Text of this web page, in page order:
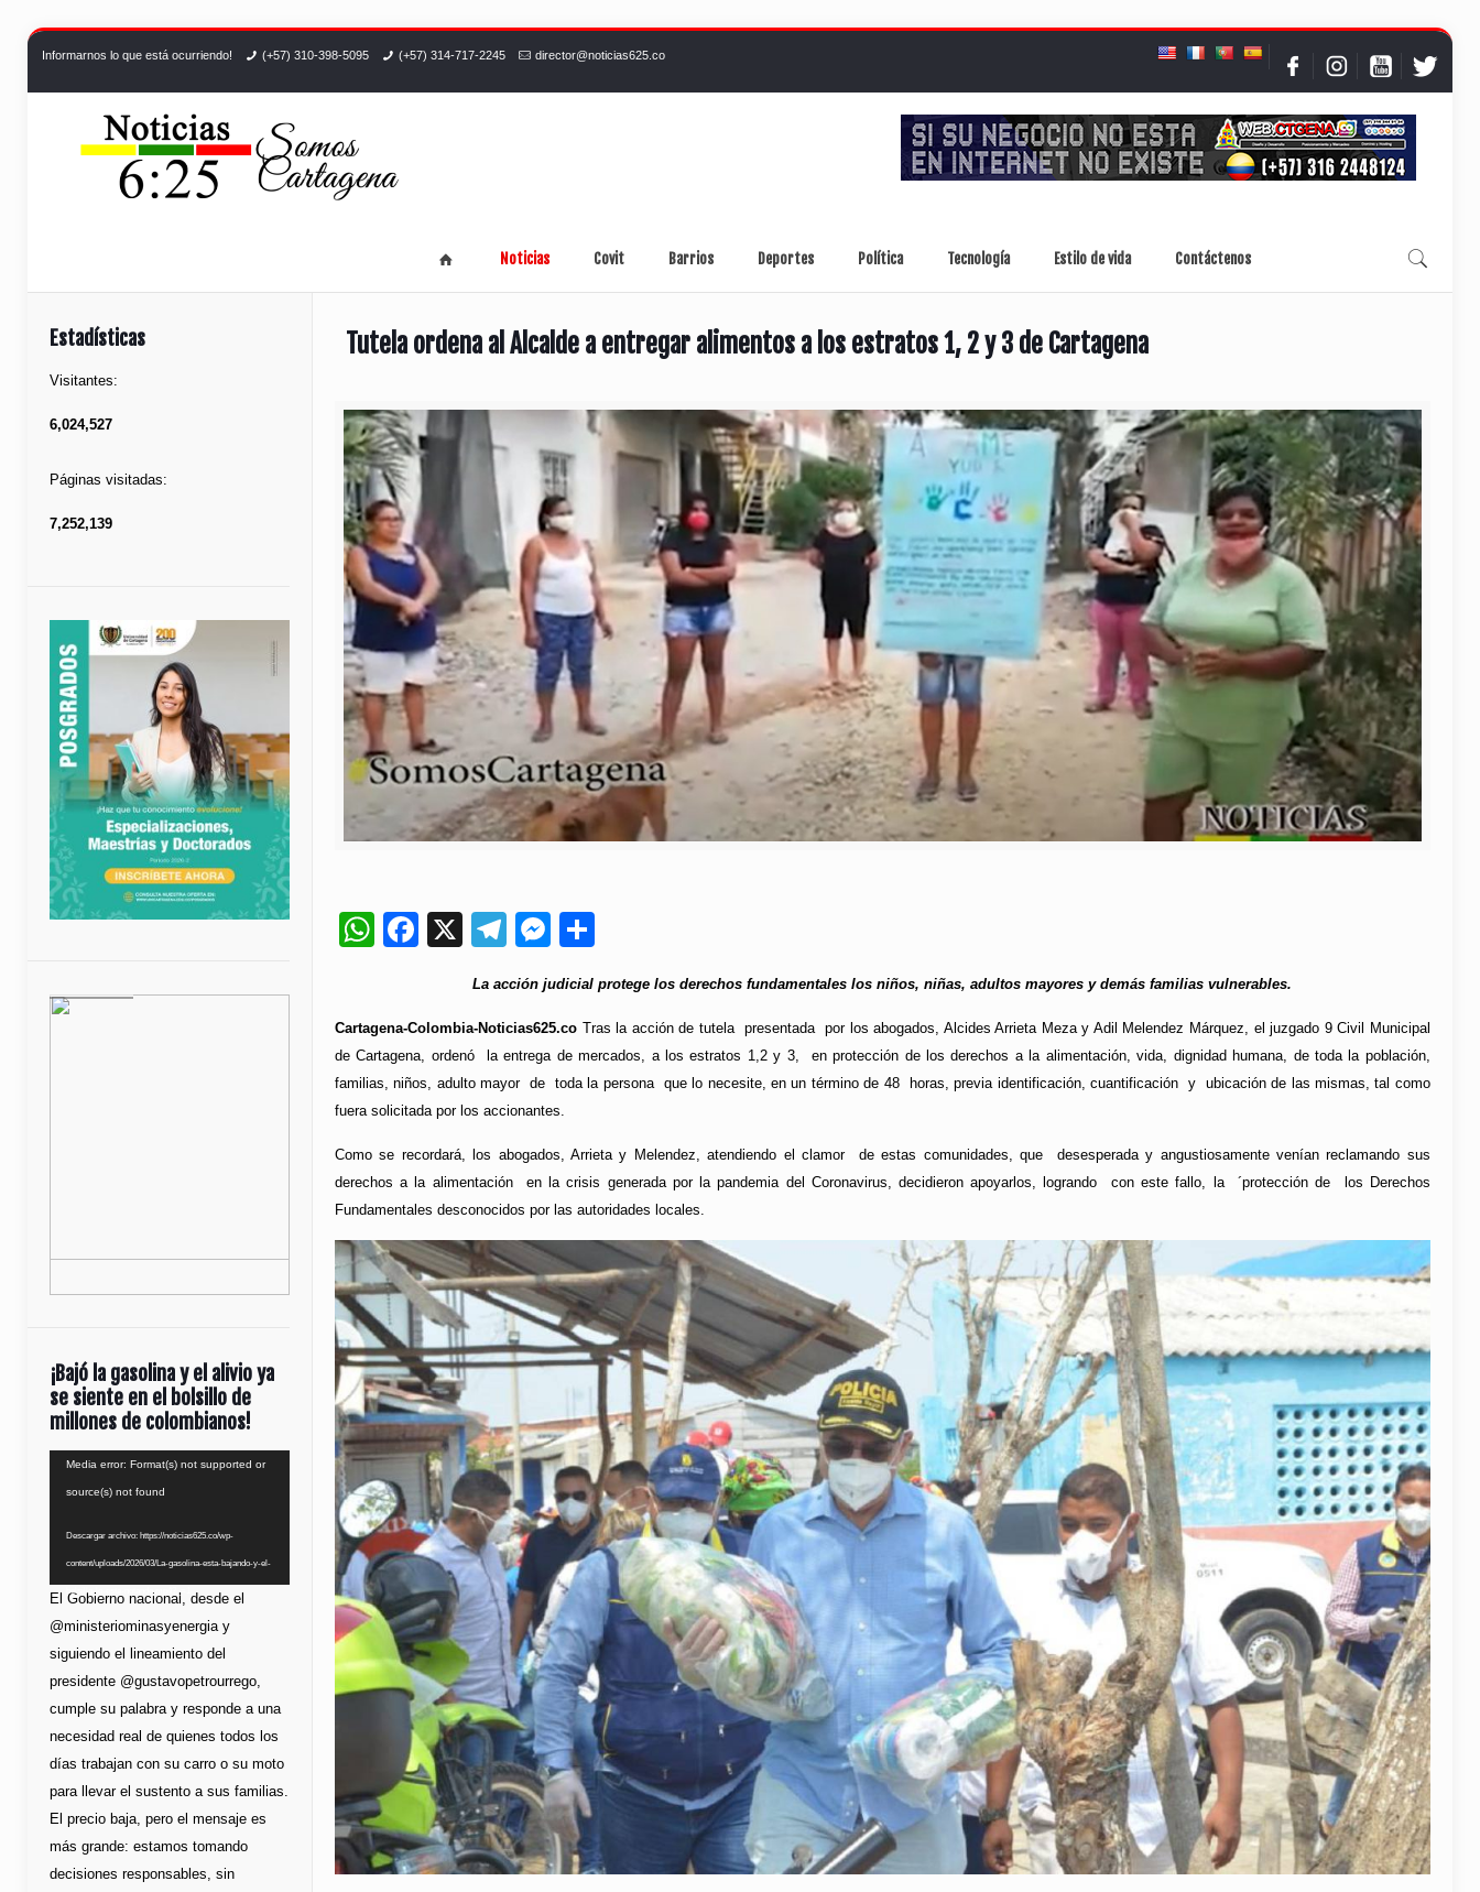
Informarnos lo que está ocurriendo! (+57) 310-398-5095 (+57) 314-717-2245 director@noticias625.co
Noticias Covit Barrios Deportes Política Tecnología Estilo de vida Contáctenos
Tutela ordena al Alcalde a entregar alimentos a los estratos 1, 2 y 3 de Cartagena
WhatsApp
Facebook
X Telegram
Messenger
La acción judicial protege los derechos fundamentales los niños, niñas, adultos mayores y demás familias vulnerables.
Cartagena-Colombia-Noticias625.co Tras la acción de tutela presentada por los abogados, Alcides Arrieta Meza y Adil Melendez Márquez, el juzgado 9 Civil Municipal
de Cartagena, ordenó la entrega de mercados, a los estratos 1,2 y 3, en protección de los derechos a la alimentación, vida, dignidad humana, de toda la población,
familias, niños, adulto mayor de toda la persona que lo necesite, en un término de 48 horas, previa identificación, cuantificación y ubicación de las mismas, tal como
fuera solicitada por los accionantes.
Como se recordará, los abogados, Arrieta y Melendez, atendiendo el clamor de estas comunidades, que desesperada y angustiosamente venían reclamando sus
derechos a la alimentación en la crisis generada por la pandemia del Coronavirus, decidieron apoyarlos, logrando con este fallo, la ´protección de los Derechos
Fundamentales desconocidos por las autoridades locales.
Estadísticas
Visitantes:
6,024,527
Páginas visitadas:
7,252,139
¡Bajó la gasolina y el alivio ya
se siente en el bolsillo de
millones de colombianos!
Reproductor
Media error: Format(s) not supported or
source(s) not found
Descargar archivo: https://noticias625.co/wp-
content/uploads/2026/03/La-gasolina-esta-bajando-y-el-
El Gobierno nacional, desde el
@ministeriominasyenergia y
siguiendo el lineamiento del
presidente @gustavopetrourrego,
cumple su palabra y responde a una
necesidad real de quienes todos los
días trabajan con su carro o su moto
para llevar el sustento a sus familias.
El precio baja, pero el mensaje es
más grande: estamos tomando
decisiones responsables, sin